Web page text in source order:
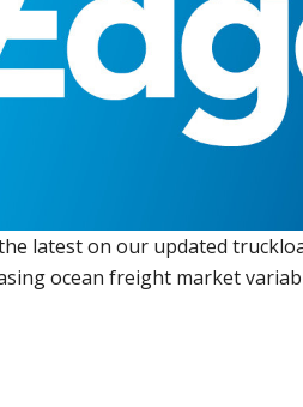
latest on our updated
ocean freight market